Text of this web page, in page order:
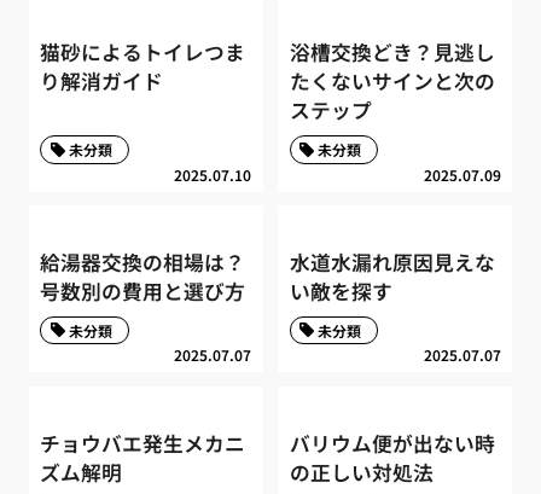
猫砂によるトイレつま
り解消ガイド
2025.07.10
未分類
浴槽交換どき？見逃し
たくないサインと次の
ステップ
2025.07.09
未分類
給湯器交換の相場は？
号数別の費用と選び方
2025.07.07
未分類
水道水漏れ原因見えな
い敵を探す
2025.07.07
未分類
チョウバエ発生メカニ
ズム解明
バリウム便が出ない時
の正しい対処法